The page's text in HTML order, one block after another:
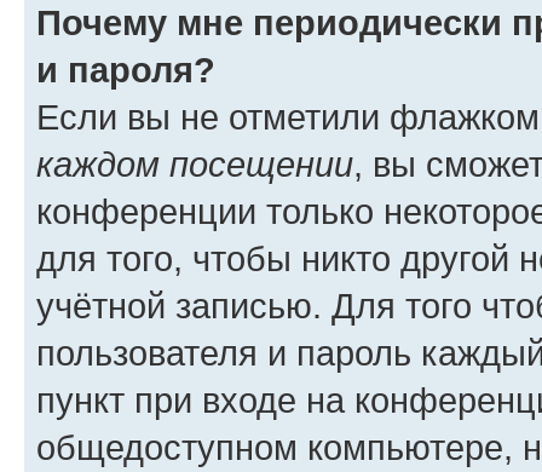
Почему мне периодически
и пароля?
Если вы не отметили
каждом посещении, вы
конференции только
для того, чтобы никто другой
учётной записью. Для того
пользователя и пароль
пункт при входе на
общедоступном компьютере,